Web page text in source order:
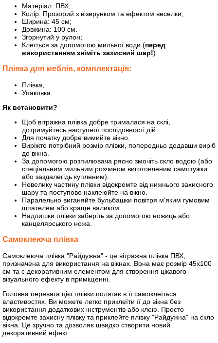
Матеріал: ПВХ;
Колір: Прозорий з візерунком та ефектом веселки;
Ширина: 45 см;
Довжина: 100 см.
Згорнутий у рулон;
Клеїться за допомогою мильної води (перед
використанням зніміть захисний шар!).
Плівка для меблів, комплектація:
Плівка,
Упаковка.
Як встановити?
Щоб вітражна плівка добре трималася на склі,
дотримуйтесь наступної послідовності дій.
Для початку добре вимийте вікно.
Виріжте потрібний розмір плівки, попередньо додавши виріб
до вікна.
За допомогою розпилювача рясно змочіть скло водою (або
спеціальним мильним розчином виготовленим самотужки
або заздалегідь купленим).
Невелику частину плівки відокремте від нижнього захисного
шару та поступово наклеюйте на вікно.
Паралельно виганяйте бульбашки повітря м'яким гумовим
шпателем або краще валиком.
Надлишки плівки заберіть за допомогою ножиць або
канцелярського ножа.
Самоклеюча плівка
Самоклеюча плівка "Райдужна" - це вітражна плівка ПВХ,
призначена для використання на вікнах. Вона має розмір 45х100
см та є декоративним елементом для створення цікавого
візуального ефекту в приміщенні.
Головна перевага цієї плівки полягає в її самоклеїться
властивостях. Ви можете легко приклеїти її до вікна без
використання додаткових інструментів або клею. Просто
відокремте захисну плівку та приклейте плівку "Райдужна" на скло
вікна. Це зручно та дозволяє швидко створити новий
декоративний ефект.